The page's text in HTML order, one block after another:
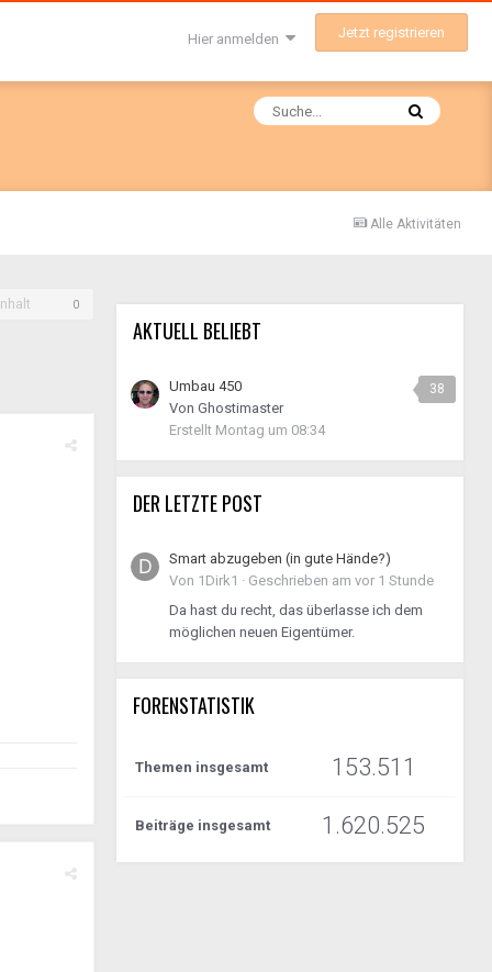
Hier anmelden Jetzt registrieren
Alle Aktivitäten
0
AKTUELL BELIEBT
38
Umbau 450
Von Ghostimaster
Erstellt Montag um 08:34
DER LETZTE POST
Smart abzugeben (in gute Hände?)
Von 1Dirk1 · Geschrieben am vor 1 Stunde
Da hast du recht, das überlasse ich dem
möglichen neuen Eigentümer.
FORENSTATISTIK
Themen insgesamt 153.511
Beiträge insgesamt 1.620.525